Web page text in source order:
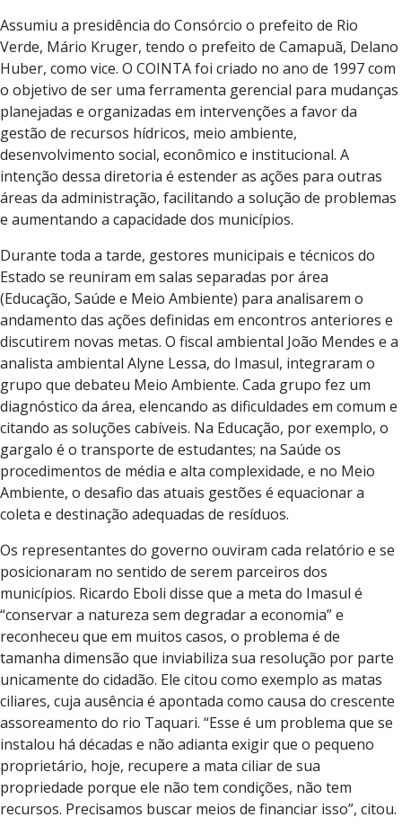
Assumiu a presidência do Consórcio o prefeito de Rio
Verde, Mário Kruger, tendo o prefeito de Camapuã, Delano
Huber, como vice. O COINTA foi criado no ano de 1997 com
o objetivo de ser uma ferramenta gerencial para mudanças
planejadas e organizadas em intervenções a favor da
gestão de recursos hídricos, meio ambiente,
desenvolvimento social, econômico e institucional. A
intenção dessa diretoria é estender as ações para outras
áreas da administração, facilitando a solução de problemas
e aumentando a capacidade dos municípios.
Durante toda a tarde, gestores municipais e técnicos do
Estado se reuniram em salas separadas por área
(Educação, Saúde e Meio Ambiente) para analisarem o
andamento das ações definidas em encontros anteriores e
discutirem novas metas. O fiscal ambiental João Mendes e a
analista ambiental Alyne Lessa, do Imasul, integraram o
grupo que debateu Meio Ambiente. Cada grupo fez um
diagnóstico da área, elencando as dificuldades em comum e
citando as soluções cabíveis. Na Educação, por exemplo, o
gargalo é o transporte de estudantes; na Saúde os
procedimentos de média e alta complexidade, e no Meio
Ambiente, o desafio das atuais gestões é equacionar a
coleta e destinação adequadas de resíduos.
Os representantes do governo ouviram cada relatório e se
posicionaram no sentido de serem parceiros dos
municípios. Ricardo Eboli disse que a meta do Imasul é
“conservar a natureza sem degradar a economia” e
reconheceu que em muitos casos, o problema é de
tamanha dimensão que inviabiliza sua resolução por parte
unicamente do cidadão. Ele citou como exemplo as matas
ciliares, cuja ausência é apontada como causa do crescente
assoreamento do rio Taquari. “Esse é um problema que se
instalou há décadas e não adianta exigir que o pequeno
proprietário, hoje, recupere a mata ciliar de sua
propriedade porque ele não tem condições, não tem
recursos. Precisamos buscar meios de financiar isso”, citou.